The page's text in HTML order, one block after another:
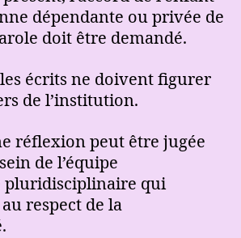
dépendante ou privée de
doit être demandé.
écrits ne doivent figurer
de l’institution.
réflexion peut être jugée
de l’équipe
pluridisciplinaire qui
au respect de la